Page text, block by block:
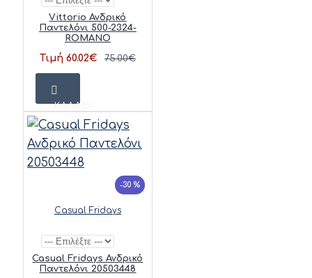
Vittorio Ανδρικό
Παντελόνι 500-2324-
ROMANO
Τιμή 60.02€ 75.00€
ΚΑΛΆΘΙ
-30 %
Casual Fridays
Casual Fridays Ανδρικό
Παντελόνι 20503448